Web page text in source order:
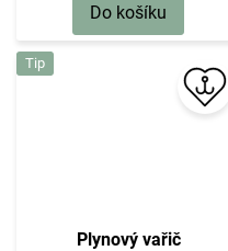
Do košíku
Tip
Plynový vařič